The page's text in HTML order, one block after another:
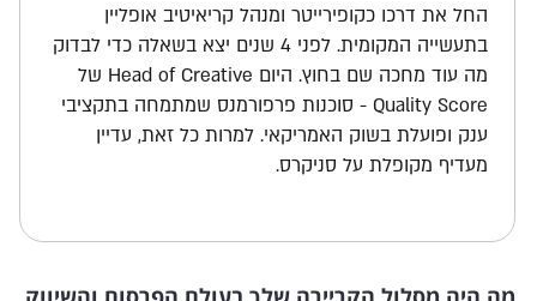
החל את דרכו כקופירייטר ומנהל קריאיטיב אופליין
בתעשייה המקומית. לפני 4 שנים יצא בשאלה כדי לבדוק
מה עוד מחכה שם בחוץ. היום Head of Creative של
Quality Score - סוכנות פרפורמנס שמתמחה בתקציבי
ענק ופועלת בשוק האמריקאי. למרות כל זאת, עדיין
מעדיף מקופלת על סניקרס.